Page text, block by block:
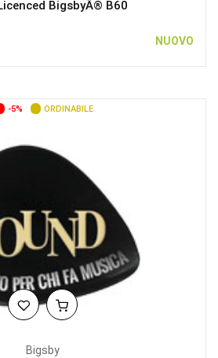
BigsbyÂ® B60
NUOVO
-5% ORDINABILE
Bigsby